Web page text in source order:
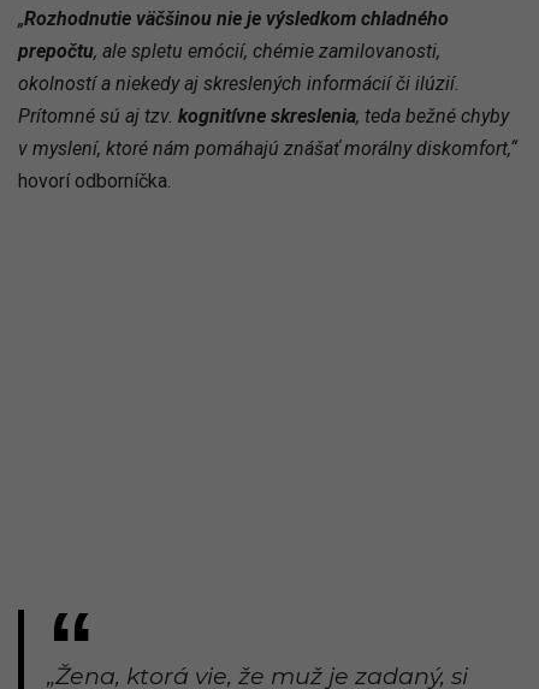
„Rozhodnutie väčšinou nie je výsledkom chladného
prepočtu, ale spletu emócií, chémie zamilovanosti,
okolností a niekedy aj skreslených informácií či ilúzií.
Prítomné sú aj tzv. kognitívne skreslenia, teda bežné chyby
v myslení, ktoré nám pomáhajú znášať morálny diskomfort,“
hovorí odborníčka.
„Žena, ktorá vie, že muž je zadaný, si